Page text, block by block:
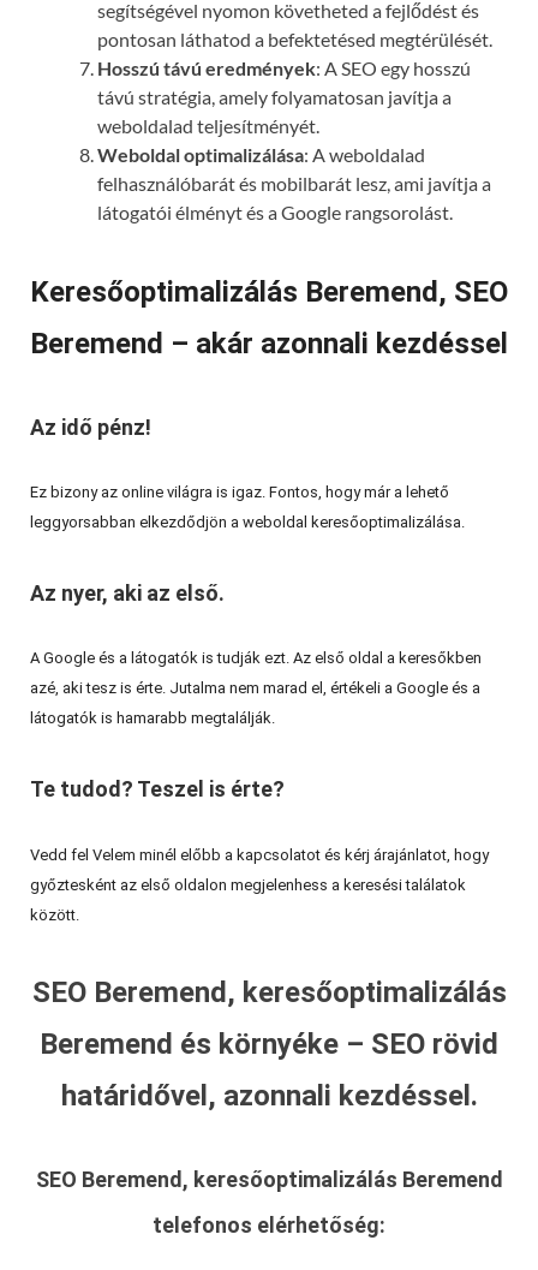
segítségével nyomon követheted a fejlődést és
pontosan láthatod a befektetésed megtérülését.
Hosszú távú eredmények: A SEO egy hosszú
távú stratégia, amely folyamatosan javítja a
weboldalad teljesítményét.
Weboldal optimalizálása: A weboldalad
felhasználóbarát és mobilbarát lesz, ami javítja a
látogatói élményt és a Google rangsorolást.
Keresőoptimalizálás Beremend, SEO
Beremend – akár azonnali kezdéssel
Az idő pénz!
Ez bizony az online világra is igaz. Fontos, hogy már a lehető
leggyorsabban elkezdődjön a weboldal keresőoptimalizálása.
Az nyer, aki az első.
A Google és a látogatók is tudják ezt. Az első oldal a keresőkben
azé, aki tesz is érte. Jutalma nem marad el, értékeli a Google és a
látogatók is hamarabb megtalálják.
Te tudod? Teszel is érte?
Vedd fel Velem minél előbb a kapcsolatot és kérj árajánlatot, hogy
győztesként az első oldalon megjelenhess a keresési találatok
között.
SEO Beremend, keresőoptimalizálás
Beremend és környéke – SEO rövid
határidővel, azonnali kezdéssel.
SEO Beremend, keresőoptimalizálás Beremend
telefonos elérhetőség: